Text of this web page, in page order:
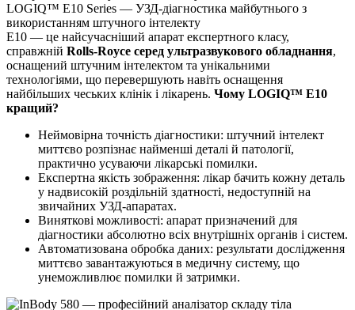
LOGIQ™ E10 Series — УЗД-діагностика майбутнього з
використанням штучного інтелекту
E10 — це найсучасніший апарат експертного класу,
справжній Rolls-Royce серед ультразвукового обладнання,
оснащений штучним інтелектом та унікальними
технологіями, що перевершують навіть оснащення
найбільших чеських клінік і лікарень. Чому LOGIQ™ E10
кращий?
Неймовірна точність діагностики: штучний інтелект
миттєво розпізнає найменші деталі й патології,
практично усуваючи лікарські помилки.
Експертна якість зображення: лікар бачить кожну деталь
у надвисокій роздільній здатності, недоступній на
звичайних УЗД-апаратах.
Виняткові можливості: апарат призначений для
діагностики абсолютно всіх внутрішніх органів і систем.
Автоматизована обробка даних: результати дослідження
миттєво завантажуються в медичну систему, що
унеможливлює помилки й затримки.